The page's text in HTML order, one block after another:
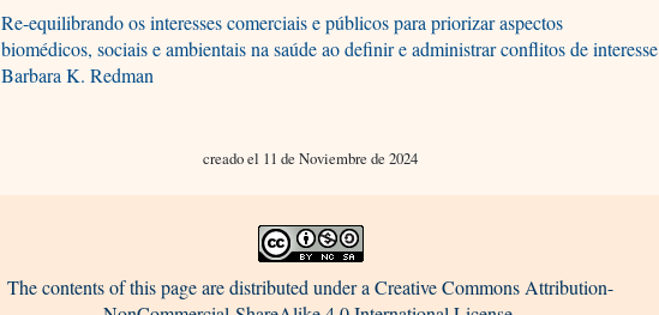
Re-equilibrando os interesses comerciais e públicos para priorizar aspectos
biomédicos, sociais e ambientais na saúde ao definir e administrar conflitos de interesse
Barbara K. Redman
creado el 11 de Noviembre de 2024
The contents of this page are distributed under a Creative Commons Attribution-